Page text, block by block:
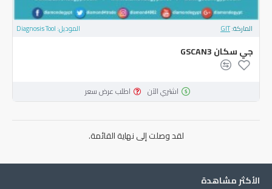
الماركة:GIT الموديل: Diagnosis Tool
جي سكان GSCAN3
اشتري الآن اطلب عرض سعر
لقد وصلت إلى نهاية القائمة.
الأكثر مشاهدة